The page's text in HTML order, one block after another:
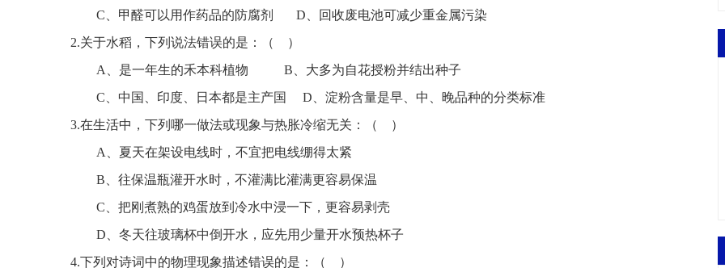
C、甲醛可以用作药品的防腐剂
D、回收废电池可减少重金属污染
2.关于水稻，下列说法错误的是： （
）
A、 是一年生的禾本科植物
B、大多为自花授粉并结出种子
C、中国、印度、日本都是主产国
D、淀粉含量是早、中、晚品种的分类标准
3.在生活中，下列哪一做法或现象与热胀冷缩无关： （
）
A、夏天在架设电线时，不宜把电线绷得太紧
B、往保温瓶灌开水时，不灌满比灌满更容易保温
C、把刚煮熟的鸡蛋放到冷水中浸一下，更容易剥壳
D、冬天往玻璃杯中倒开水，应先用少量开水预热杯子
4.下列对诗词中的物理现象描述错误的是： （
）